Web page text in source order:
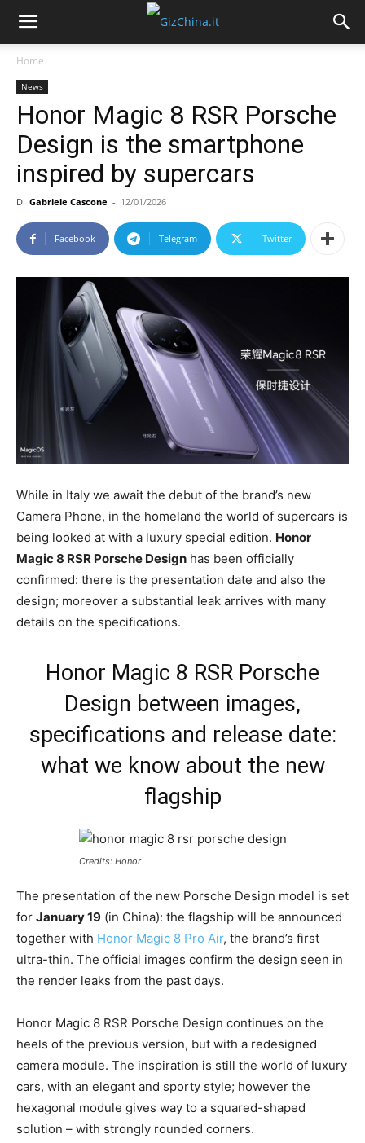
Home
News
Honor Magic 8 RSR Porsche
Design is the smartphone
inspired by supercars
Di Gabriele Cascone - 12/01/2026
Facebook Telegram Twitter
While in Italy we await the debut of the brand’s new
Camera Phone, in the homeland the world of supercars is
being looked at with a luxury special edition. Honor
Magic 8 RSR Porsche Design has been officially
confirmed: there is the presentation date and also the
design; moreover a substantial leak arrives with many
details on the specifications.
Honor Magic 8 RSR Porsche
Design between images,
specifications and release date:
what we know about the new
flagship
Credits: Honor
The presentation of the new Porsche Design model is set
for January 19 (in China): the flagship will be announced
together with Honor Magic 8 Pro Air, the brand’s first
ultra-thin. The official images confirm the design seen in
the render leaks from the past days.
Honor Magic 8 RSR Porsche Design continues on the
heels of the previous version, but with a redesigned
camera module. The inspiration is still the world of luxury
cars, with an elegant and sporty style; however the
hexagonal module gives way to a squared-shaped
solution – with strongly rounded corners.